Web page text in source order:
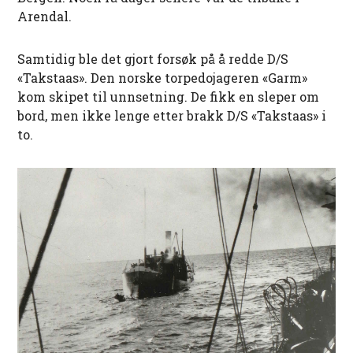
Arendal.
Samtidig ble det gjort forsøk på å redde D/S
«Takstaas». Den norske torpedojageren «Garm»
kom skipet til unnsetning. De fikk en sleper om
bord, men ikke lenge etter brakk D/S «Takstaas» i
to.